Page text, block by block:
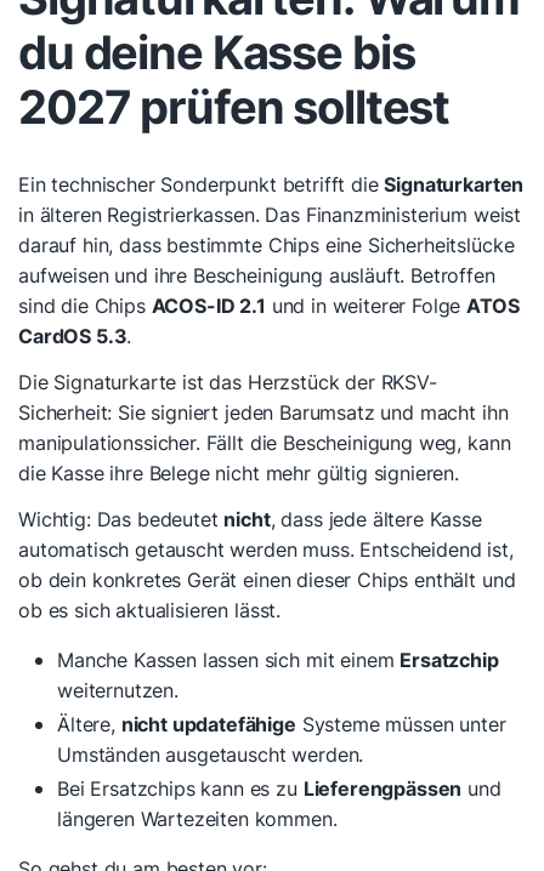
du deine Kasse bis
2027 prüfen solltest
Ein technischer Sonderpunkt betrifft dieSignaturkarten
in älteren Registrierkassen. Das Finanzministerium weist
darauf hin, dass bestimmte Chips eine Sicherheitslücke
aufweisen und ihre Bescheinigung ausläuft. Betroffen
sind die Chips ACOS-ID 2.1 und in weiterer FolgeATOS
CardOS 5.3.
Die Signaturkarte ist das Herzstück der RKSV-
Sicherheit: Sie signiert jeden Barumsatz und macht ihn
manipulationssicher. Fällt die Bescheinigung weg, kann
die Kasse ihre Belege nicht mehr gültig signieren.
Wichtig: Das bedeutet nicht, dass jede ältere Kasse
automatisch getauscht werden muss. Entscheidend ist,
ob dein konkretes Gerät einen dieser Chips enthält und
ob es sich aktualisieren lässt.
Manche Kassen lassen sich mit einem Ersatzchip
weiternutzen.
Ältere, nicht updatefähige Systeme müssen unter
Umständen ausgetauscht werden.
Bei Ersatzchips kann es zu Lieferengpässen und
längeren Wartezeiten kommen.